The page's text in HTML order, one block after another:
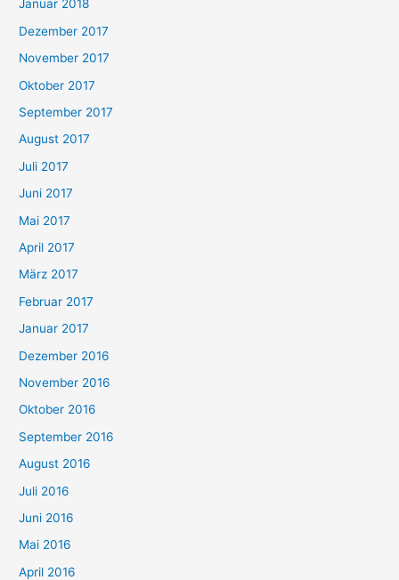
Januar 2018
Dezember 2017
November 2017
Oktober 2017
September 2017
August 2017
Juli 2017
Juni 2017
Mai 2017
April 2017
März 2017
Februar 2017
Januar 2017
Dezember 2016
November 2016
Oktober 2016
September 2016
August 2016
Juli 2016
Juni 2016
Mai 2016
April 2016